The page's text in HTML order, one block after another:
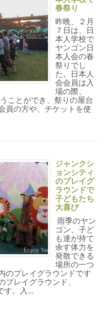
春祭り
昨晩、２月
７日は、日
本人学校で
ヤンゴン日
本人会の春
祭りでし
た。日本人
会会員は入
場の際、
ことができ、祭りの屋台
員の方や、チケットを使
ジャンクシ
ョンシティ
のプレイグ
ラウンドで
子どもたち
大喜び
雨季のヤン
ゴン、子ど
も達が持て
余す体力を
発散できる
場所の一つ
のプレイグラウンドです
プレイグラウンド、
す。入...